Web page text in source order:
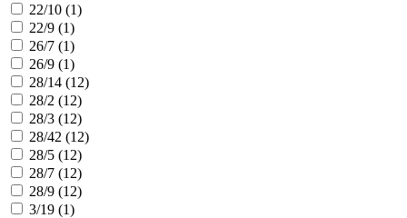
22/10 (1)
22/9 (1)
26/7 (1)
26/9 (1)
28/14 (12)
28/2 (12)
28/3 (12)
28/42 (12)
28/5 (12)
28/7 (12)
28/9 (12)
3/19 (1)